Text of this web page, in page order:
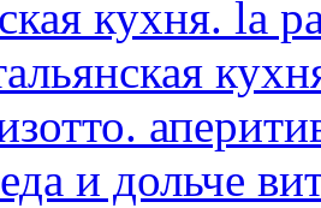
кухня. la
и дольче